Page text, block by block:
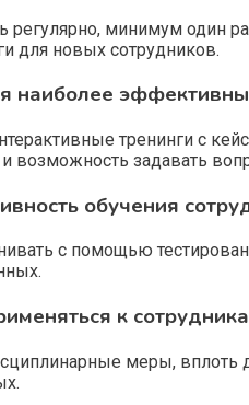
регулярно, минимум один
для новых сотрудников.
наиболее
тренинги с
возможность задавать
обучения
с помощью
к
меры, вплоть